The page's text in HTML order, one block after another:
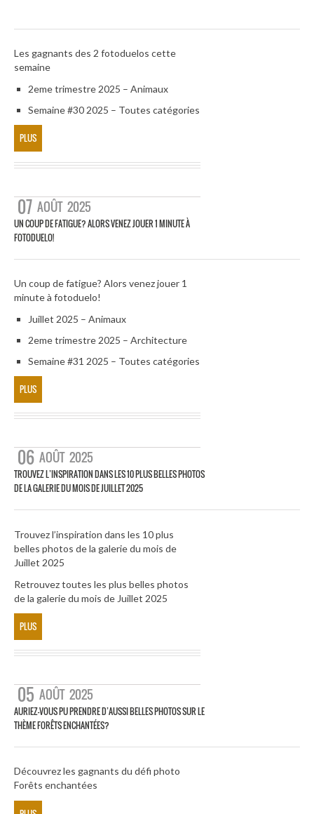
Les gagnants des 2 fotoduelos cette
semaine
2eme trimestre 2025 – Animaux
Semaine #30 2025 – Toutes catégories
PLUS
07 AOÛT 2025
UN COUP DE FATIGUE? ALORS VENEZ JOUER 1 MINUTE À
FOTODUELO!
Un coup de fatigue? Alors venez jouer 1
minute à fotoduelo!
Juillet 2025 – Animaux
2eme trimestre 2025 – Architecture
Semaine #31 2025 – Toutes catégories
PLUS
06 AOÛT 2025
TROUVEZ L’INSPIRATION DANS LES 10 PLUS BELLES PHOTOS
DE LA GALERIE DU MOIS DE JUILLET 2025
Trouvez l’inspiration dans les 10 plus
belles photos de la galerie du mois de
Juillet 2025
Retrouvez toutes les plus belles photos
de la galerie du mois de Juillet 2025
PLUS
05 AOÛT 2025
AURIEZ-VOUS PU PRENDRE D’AUSSI BELLES PHOTOS SUR LE
THÈME FORÊTS ENCHANTÉES?
Découvrez les gagnants du défi photo
Forêts enchantées